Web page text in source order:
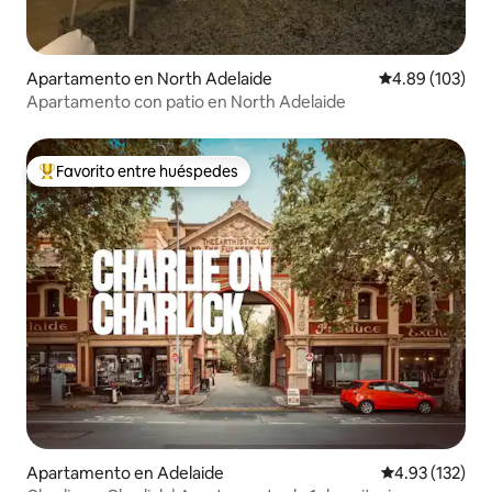
Apartamento en North Adelaide Calificación
4.89 (103)
Apartamento con patio en North Adelaide
Favorito entre huéspedes preferido
Favorito entre huéspedes
Apartamento en Adelaide Calificación
4.93 (132)